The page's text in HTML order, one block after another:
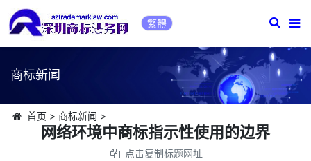
繁體
商标新闻
首页 > 商标新闻 >
网络环境中商标指示性使用的边界
点击复制标题网址